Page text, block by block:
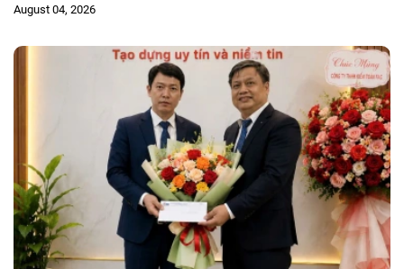
August 04, 2026